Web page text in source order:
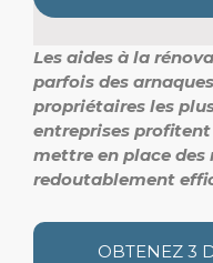
Les aides à la
parfois des
propriétaires les
entreprises
mettre en place
redoutablement
OBTENEZ 3